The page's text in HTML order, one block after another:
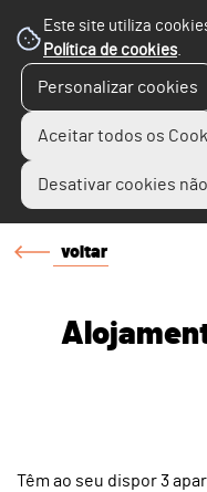
Este site utiliza
Política de cookies.
Personalizar cookies
Aceitar todos os
Desativar cookies
voltar
Têm ao seu dispor 3